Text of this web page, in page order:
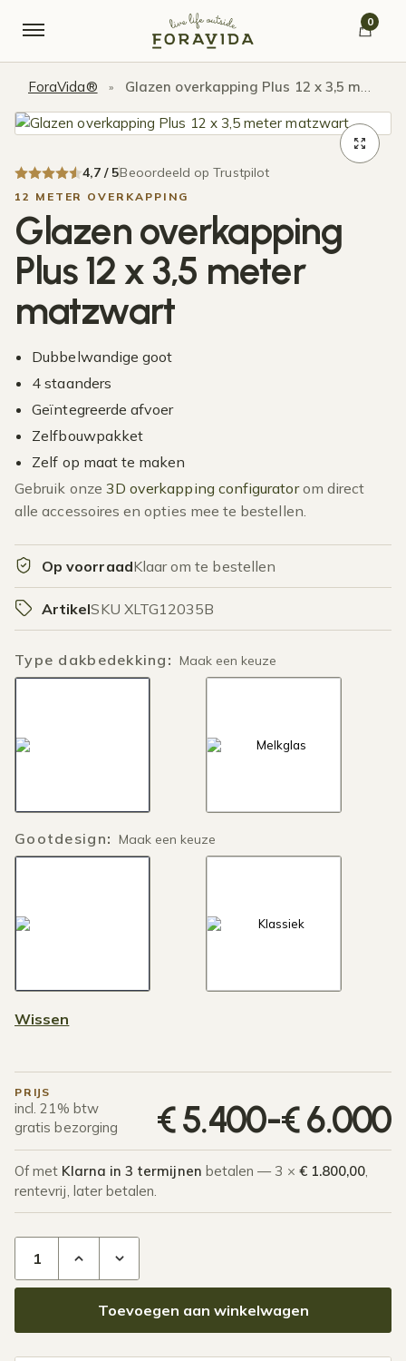
0
ForaVida® » Glazen overkapping Plus 12 x 3,5 meter matzwart
4,7 / 5Beoordeeld op Trustpilot
12 METER OVERKAPPING
Glazen overkapping
Plus 12 x 3,5 meter
matzwart
Dubbelwandige goot
4 staanders
Geïntegreerde afvoer
Zelfbouwpakket
Zelf op maat te maken
Gebruik onze 3D overkapping configuratorom direct
alle accessoires en opties mee te bestellen.
Op voorraadKlaar om te bestellen
ArtikelSKU XLTG12035B
Type dakbedekking : Maak een keuze
Gootdesign: Maak een keuze
Wissen
PRIJS
incl. 21% btw
gratis bezorging
€5.400-€6.000
Of met Klarna in 3 termijnen betalen — 3 × € 1.800,00,
rentevrij, later betalen.
Toevoegen aan winkelwagen